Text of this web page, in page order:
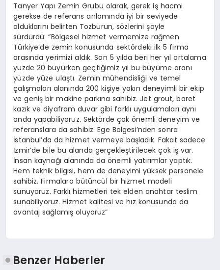
Tanyer Yapı Zemin Grubu olarak, gerek iş hacmi
gerekse de referans anlamında iyi bir seviyede
olduklarını belirten Tozburun, sözlerini şöyle
sürdürdü: “Bölgesel hizmet vermemize rağmen
Türkiye’de zemin konusunda sektördeki ilk 5 firma
arasında yerimizi aldık. Son 5 yılda beri her yıl ortalama
yüzde 20 büyürken geçtiğimiz yıl bu büyüme oranı
yüzde yüze ulaştı. Zemin mühendisliği ve temel
çalışmaları alanında 200 kişiye yakın deneyimli bir ekip
ve geniş bir makine parkına sahibiz. Jet grout, baret
kazık ve diyafram duvar gibi farklı uygulamaları aynı
anda yapabiliyoruz. Sektörde çok önemli deneyim ve
referanslara da sahibiz. Ege Bölgesi’nden sonra
İstanbul’da da hizmet vermeye başladık. Fakat sadece
İzmir’de bile bu alanda gerçekleştirilecek çok iş var.
İnsan kaynağı alanında da önemli yatırımlar yaptık.
Hem teknik bilgisi, hem de deneyimi yüksek personele
sahibiz. Firmalara bütüncül bir hizmet modeli
sunuyoruz. Farklı hizmetleri tek elden anahtar teslim
sunabiliyoruz. Hizmet kalitesi ve hız konusunda da
avantaj sağlamış oluyoruz”
Benzer Haberler